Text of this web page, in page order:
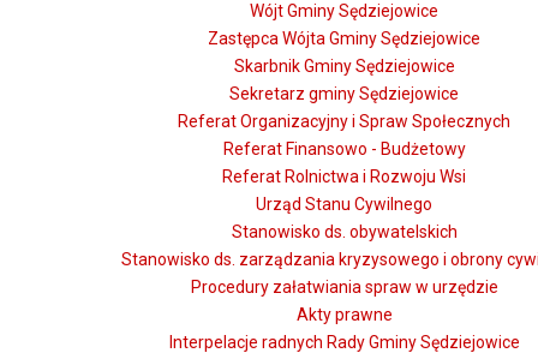
Wójt Gminy Sędziejowice
Zastępca Wójta Gminy Sędziejowice
Skarbnik Gminy Sędziejowice
Sekretarz gminy Sędziejowice
Referat Organizacyjny i Spraw Społecznych
Referat Finansowo - Budżetowy
Referat Rolnictwa i Rozwoju Wsi
Urząd Stanu Cywilnego
Stanowisko ds. obywatelskich
Stanowisko ds. zarządzania kryzysowego i obrony
Procedury załatwiania spraw w urzędzie
Akty prawne
Interpelacje radnych Rady Gminy Sędziejowice